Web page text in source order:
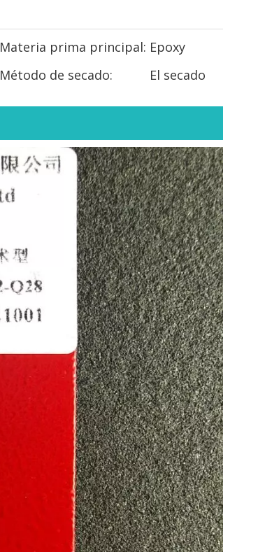
Materia prima principal: Epoxy
Método de secado: El secado